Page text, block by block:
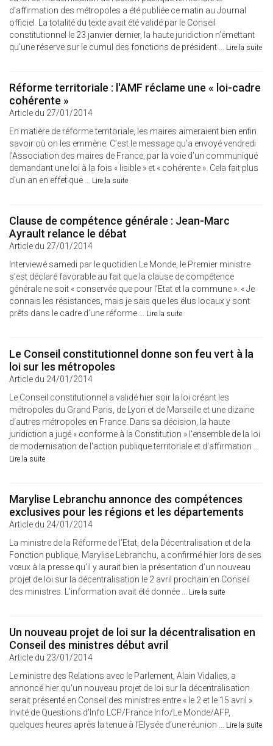
d’affirmation des métropoles a été publiée ce matin au Journal
officiel. La totalité du texte avait été validé par le Conseil
constitutionnel le 23 janvier dernier, la haute juridiction n’émettant
qu’une réserve sur le cumul des fonctions de président ... Lire la suite
Réforme territoriale : l'AMF réclame une « loi-cadre
cohérente »
Article du 27/01/2014
En matière de réforme territoriale, les maires aimeraient bien enfin
savoir où on les emmène. C’est le message qu’a envoyé vendredi
l’Association des maires de France, par la voie d’un communiqué
demandant une loi à la fois « lisible » et « cohérente ». Cela fait plus
d’un an en effet que ... Lire la suite
Clause de compétence générale : Jean-Marc
Ayrault relance le débat
Article du 27/01/2014
Interviewé samedi par le quotidien Le Monde, le Premier ministre
s’est déclaré favorable au fait que la clause de compétence
générale ne soit « conservée que pour l’Etat et la commune ». « Je
connais les résistances, mais je sais que les élus locaux y sont
prêts dans le cadre d’une réforme ... Lire la suite
Le Conseil constitutionnel donne son feu vert à la
loi sur les métropoles
Article du 24/01/2014
Le Conseil constitutionnel a validé hier soir la loi créant les
métropoles du Grand Paris, de Lyon et de Marseille et une dizaine
d'autres métropoles en France. Dans sa décision, la haute
juridiction a jugé « conforme à la Constitution » l'ensemble de la loi
de modernisation de l'action publique territoriale et d'affirmation ...
Lire la suite
Marylise Lebranchu annonce des compétences
exclusives pour les régions et les départements
Article du 24/01/2014
La ministre de la Réforme de l’Etat, de la Décentralisation et de la
Fonction publique, Marylise Lebranchu, a confirmé hier lors de ses
vœux à la presse qu’il y aurait bien la présentation d’un nouveau
projet de loi sur la décentralisation le 2 avril prochain en Conseil
des ministres. L’information avait été donnée ... Lire la suite
Un nouveau projet de loi sur la décentralisation en
Conseil des ministres début avril
Article du 23/01/2014
Le ministre des Relations avec le Parlement, Alain Vidalies, a
annoncé hier qu'un nouveau projet de loi sur la décentralisation
serait présenté en Conseil des ministres entre « le 2 et le 15 avril ».
Invité de Questions d'Info LCP/France Info/Le Monde/AFP,
quelques heures après la tenue à l’Elysée d’une réunion ... Lire la suite